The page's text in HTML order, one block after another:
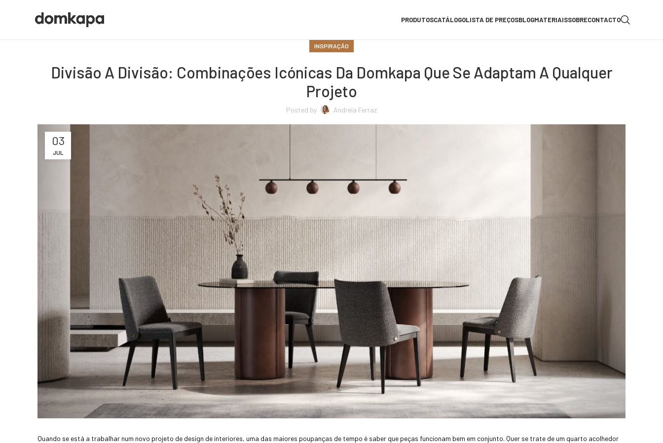
PRODUTOSCATÁLOGOLISTA DE PREÇOSBLOGMATERIAISSOBRECONTACTO
INSPIRAÇÃO
Divisão A Divisão: Combinações Icónicas Da Domkapa Que Se Adaptam A Qualquer
Projeto
Posted by Andreia Ferraz
03
JUL
Quando se está a trabalhar num novo projeto de design de interiores, uma das maiores poupanças de tempo é saber que peças funcionam bem em conjunto. Quer se trate de um quarto acolhedor